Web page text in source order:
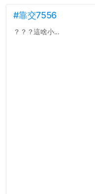
#靠交7556
？？？這啥小...